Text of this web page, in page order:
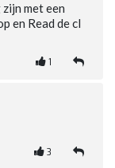
met een
en Read de cl
1
3